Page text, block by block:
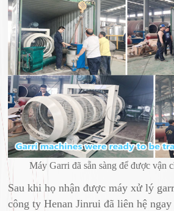
Máy Garri đã sẵn sàng để được vận
Sau khi họ nhận được máy xử lý
công ty Henan Jinrui đã liên hệ